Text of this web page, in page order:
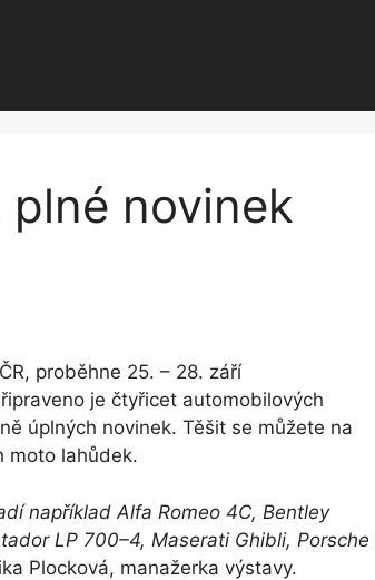
plné novinek
proběhne 25. – 28. září
je čtyřicet automobilových
úplných novinek. Těšit se můžete na
moto lahůdek.
například Alfa Romeo 4C, Bentley
LP 700–4, Maserati Ghibli, Porsche
Plocková, manažerka výstavy.